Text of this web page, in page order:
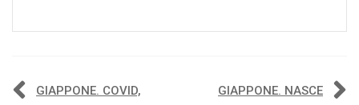
Navigazione
GIAPPONE. COVID,
GIAPPONE. NASCE